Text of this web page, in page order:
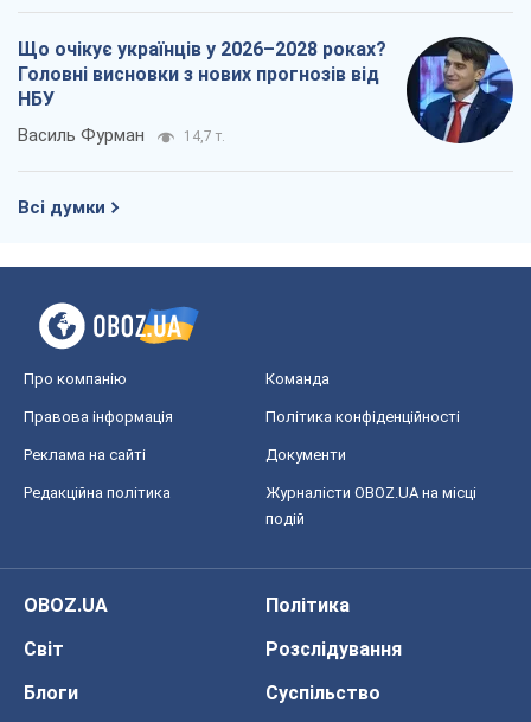
Що очікує українців у 2026–2028 роках?
Головні висновки з нових прогнозів від
НБУ
Василь Фурман 14,7 т.
Всі думки
Про компанію Команда
Правова інформація Політика конфіденційності
Реклама на сайті Документи
Редакційна політика
Журналісти OBOZ.UA на місці
подій
OBOZ.UA
Політика
Світ
Розслідування
Блоги
Суспільство